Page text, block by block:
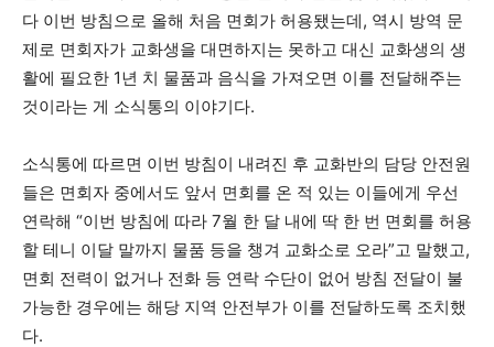
다 이번 방침으로 올해 처음 면회가 허용됐는데, 역시 방역 문
제로 면회자가 교화생을 대면하지는 못하고 대신 교화생의 생
활에 필요한 1년 치 물품과 음식을 가져오면 이를 전달해주는
것이라는 게 소식통의 이야기다.
소식통에 따르면 이번 방침이 내려진 후 교화반의 담당 안전원
들은 면회자 중에서도 앞서 면회를 온 적 있는 이들에게 우선
연락해 “이번 방침에 따라 7월 한 달 내에 딱 한 번 면회를 허용
할 테니 이달 말까지 물품 등을 챙겨 교화소로 오라”고 말했고,
면회 전력이 없거나 전화 등 연락 수단이 없어 방침 전달이 불
가능한 경우에는 해당 지역 안전부가 이를 전달하도록 조치했
다.